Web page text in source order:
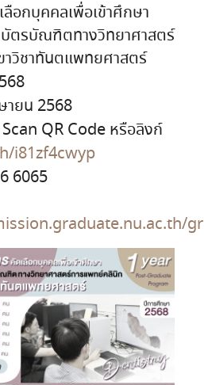
อกบุคคลเพื่อเข้าศึกษา
ตรบัณฑิตทางวิทยาศาสตร์
วิชาทันตแพทยศาสตร์
ายน 2568
Scan QR Code หรือลิงก์
i81zf4cwyp
6065